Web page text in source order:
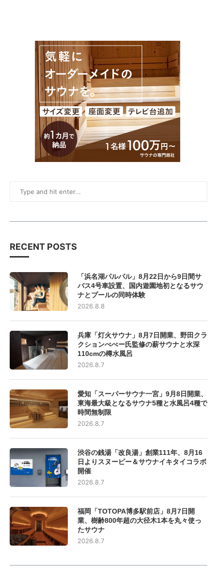
RECENT POSTS
「浜名湖パルパル」8月22日から9日間サ
バス4号車設置、国内遊園地初となるサウ
ナとプールの同時体験
2026.8.8
兵庫「灯火サウナ」8月7日開業、野田クラ
クションべべー氏監修の薪サウナと水深
110cmの樽水風呂
2026.8.7
愛知「スーパーサウナ一宮」9月8日開業、
東海最大級となるサウナ5種と水風呂4種で
時間無制限
2026.8.7
渋谷の銭湯「改良湯」創業111年、8月16
日よりスヌーピー＆サウナイキタイコラボ
開催
2026.8.7
福岡「TOTOPA博多駅前店」8月7日開
業、樹齢800年超の大径木1本を丸々使っ
たサウナ
2026.8.7